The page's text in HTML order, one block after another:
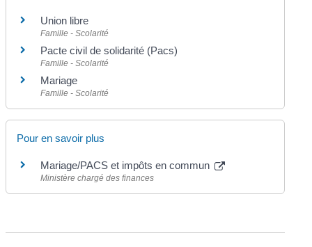
Union libre
Famille - Scolarité
Pacte civil de solidarité (Pacs)
Famille - Scolarité
Mariage
Famille - Scolarité
Pour en savoir plus
Mariage/PACS et impôts en commun
Ministère chargé des finances